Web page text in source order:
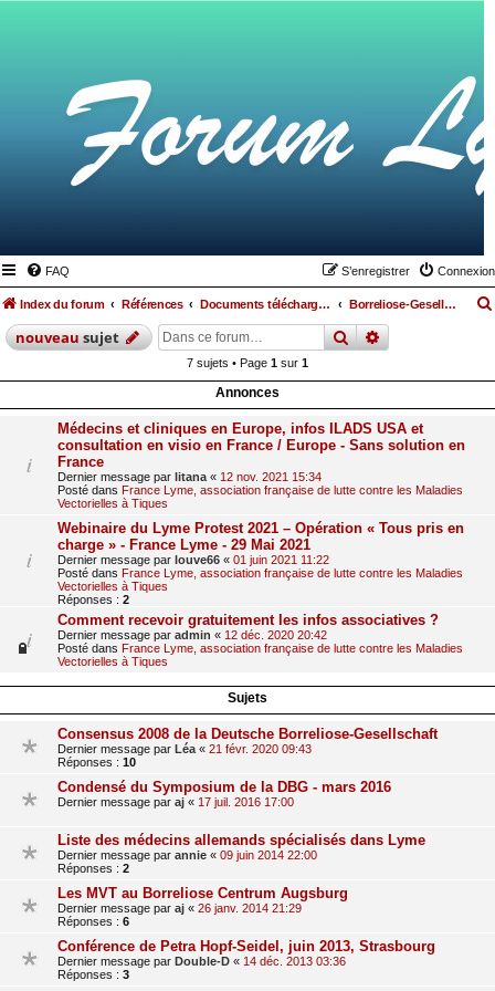
FAQ Connexion
S’enregistrer
Index du forum Références Documents téléchargeables Borreliose-Gesellschaft
nouveausujet rechercher
recherche
7 sujets • Page 1 sur 1
Annonces
Médecins et cliniques en Europe, infos ILADS USA et
consultation en visio en France / Europe - Sans solution en
France
Dernier message par litana « 12 nov. 2021 15:34
Posté dans France Lyme, association française de lutte contre les Maladies
Vectorielles à Tiques
Webinaire du Lyme Protest 2021 – Opération « Tous pris en
charge » - France Lyme - 29 Mai 2021
Dernier message par louve66 « 01 juin 2021 11:22
Posté dans France Lyme, association française de lutte contre les Maladies
Vectorielles à Tiques
Réponses : 2
Comment recevoir gratuitement les infos associatives ?
Dernier message par admin « 12 déc. 2020 20:42
Posté dans France Lyme, association française de lutte contre les Maladies
Vectorielles à Tiques
Sujets
Consensus 2008 de la Deutsche Borreliose-Gesellschaft
Dernier message par Léa « 21 févr. 2020 09:43
Réponses : 10
Condensé du Symposium de la DBG - mars 2016
Dernier message par aj « 17 juil. 2016 17:00
Liste des médecins allemands spécialisés dans Lyme
Dernier message par annie « 09 juin 2014 22:00
Réponses : 2
Les MVT au Borreliose Centrum Augsburg
Dernier message par aj « 26 janv. 2014 21:29
Réponses : 6
Conférence de Petra Hopf-Seidel, juin 2013, Strasbourg
Dernier message par Double-D « 14 déc. 2013 03:36
Réponses : 3